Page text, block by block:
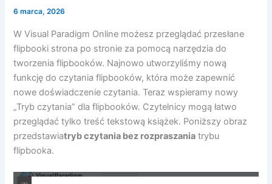
6 marca, 2026
W Visual Paradigm Online możesz przeglądać przesłane
flipbooki strona po stronie za pomocą narzędzia do
tworzenia flipbooków. Najnowo utworzyliśmy nową
funkcję do czytania flipbooków, która może zapewnić
nowe doświadczenie czytania. Teraz wspieramy nowy
„Tryb czytania” dla flipbooków. Czytelnicy mogą łatwo
przeglądać tylko treść tekstową książek. Poniższy obraz
przedstawiatryb czytania bez rozpraszania trybu
flipbooka.